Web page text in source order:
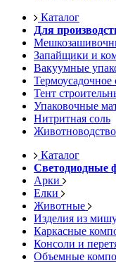
Каталог
Для
Запайщики и
Вакуумные
Термоусадочное
Тент
Упаковочные
Нитритная соль
Животноводство
Каталог
Светодиодные
Арки
Елки
Животные
Изделия из
Каркасные
Консоли и
Объемные